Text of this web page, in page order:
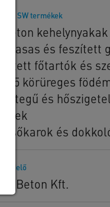
SW termékek
és feszített
főtartók és
körüreges
és
és
Beton Kft.